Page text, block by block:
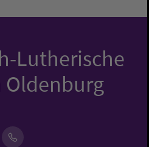
Lutherische
Oldenburg